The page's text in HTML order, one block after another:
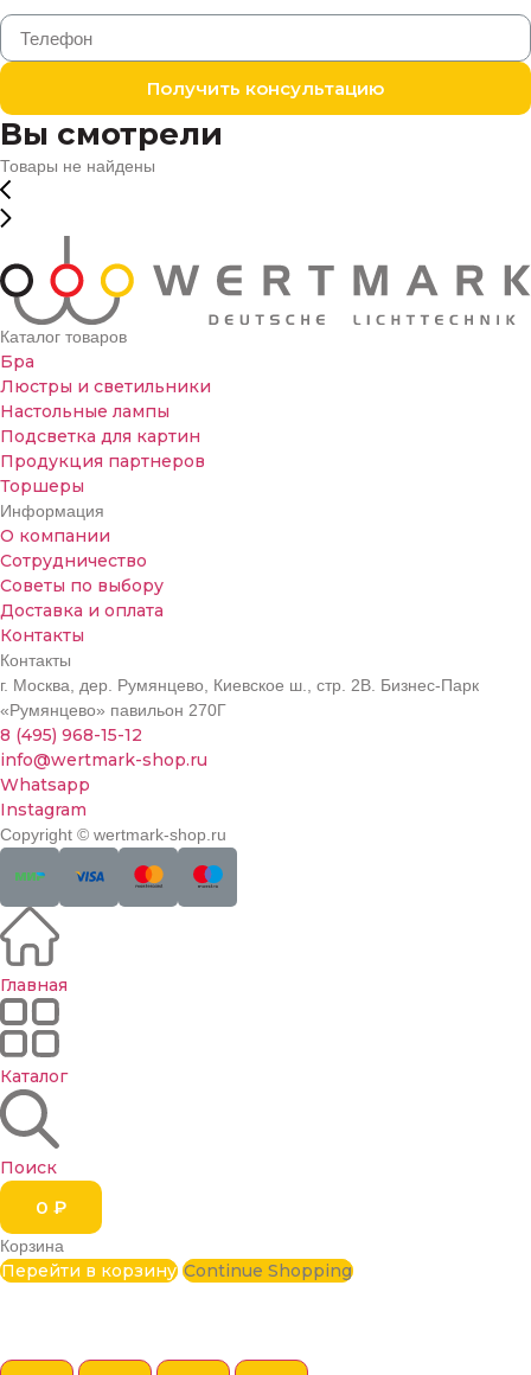
Получить консультацию
Вы смотрели
Товары не найдены
Каталог товаров
Бра
Люстры и светильники
Настольные лампы
Подсветка для картин
Продукция партнеров
Торшеры
Информация
О компании
Сотрудничество
Советы по выбору
Доставка и оплата
Контакты
Контакты
г. Москва, дер. Румянцево, Киевское ш., стр. 2В. Бизнес-Парк
«Румянцево» павильон 270Г
8 (495) 968-15-12
info@wertmark-shop.ru
Whatsapp
Instagram
Copyright © wertmark-shop.ru
Главная
Каталог
Поиск
0 ₽
Корзина
Перейти в корзину Continue Shopping